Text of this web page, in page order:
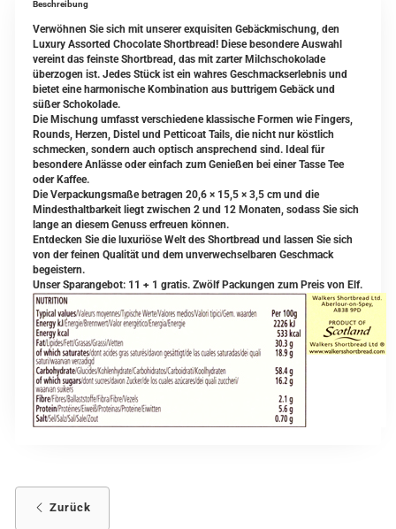
Beschreibung
Verwöhnen Sie sich mit unserer exquisiten Gebäckmischung, den
Luxury Assorted Chocolate Shortbread! Diese besondere Auswahl
vereint das feinste Shortbread, das mit zarter Milchschokolade
überzogen ist. Jedes Stück ist ein wahres Geschmackserlebnis und
bietet eine harmonische Kombination aus buttrigem Gebäck und
süßer Schokolade.
Die Mischung umfasst verschiedene klassische Formen wie Fingers,
Rounds, Herzen, Distel und Petticoat Tails, die nicht nur köstlich
schmecken, sondern auch optisch ansprechend sind. Ideal für
besondere Anlässe oder einfach zum Genießen bei einer Tasse Tee
oder Kaffee.
Die Verpackungsmaße betragen 20,6 × 15,5 × 3,5 cm und die
Mindesthaltbarkeit liegt zwischen 2 und 12 Monaten, sodass Sie sich
lange an diesem Genuss erfreuen können.
Entdecken Sie die luxuriöse Welt des Shortbread und lassen Sie sich
von der feinen Qualität und dem unverwechselbaren Geschmack
begeistern.
Unser Sparangebot: 11 + 1 gratis. Zwölf Packungen zum Preis von Elf.
Zurück